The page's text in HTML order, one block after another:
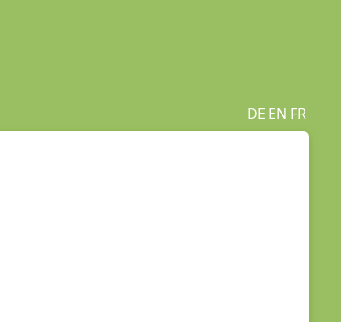
DE EN FR